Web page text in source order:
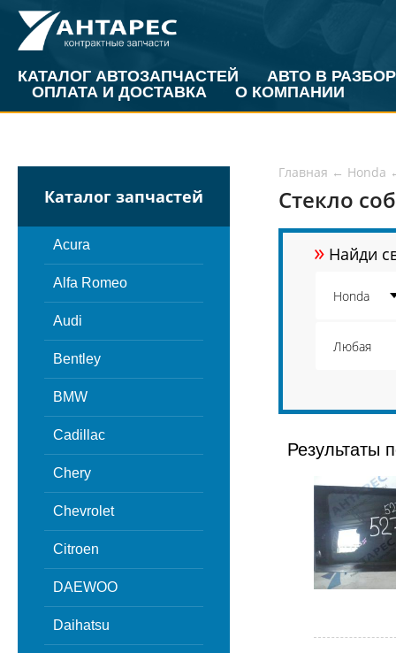
КАТАЛОГ АВТОЗАПЧАСТЕЙ
АВТО В РАЗБОР
ОПЛАТА И ДОСТАВКА
О КОМПАНИИ
Каталог запчастей
Acura
Alfa Romeo
Audi
Bentley
BMW
Cadillac
Chery
Chevrolet
Citroen
DAEWOO
Daihatsu
Главная ← Honda
Стекло
» Найди
Результаты